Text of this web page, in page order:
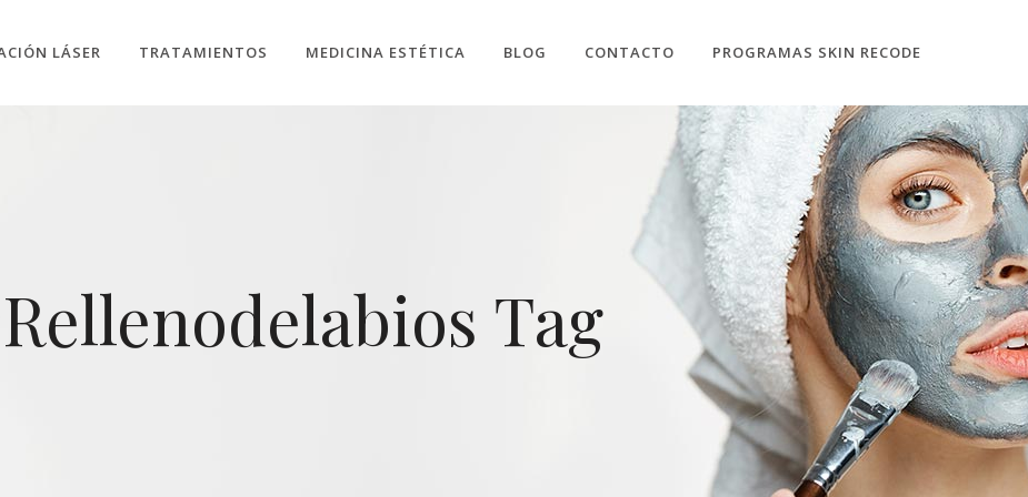
LÁSER TRATAMIENTOS MEDICINA ESTÉTICA BLOG CONTACTO PROGRAMAS SKIN RECODE
Tag